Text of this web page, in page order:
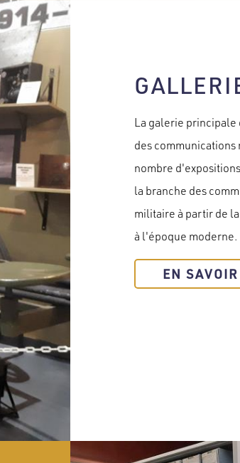
La galerie principale
des
nombre
la branche des
militaire à partir de
à l'époque moderne.
EN